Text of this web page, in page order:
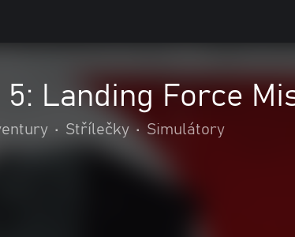
Landing Force
• Střílečky • Simulátory